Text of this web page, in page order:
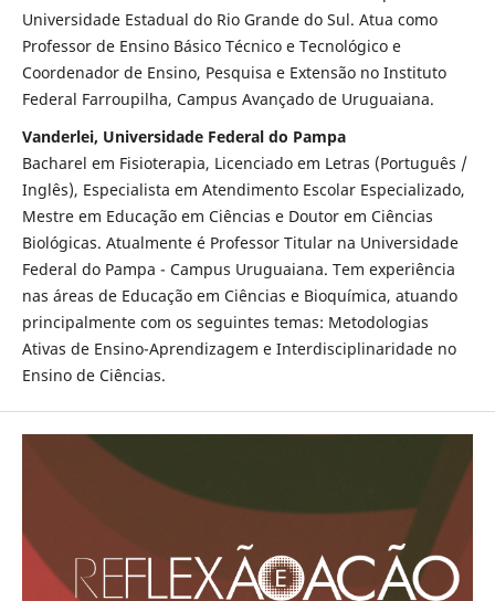
Universidade Estadual do Rio Grande do Sul. Atua como
Professor de Ensino Básico Técnico e Tecnológico e
Coordenador de Ensino, Pesquisa e Extensão no Instituto
Federal Farroupilha, Campus Avançado de Uruguaiana.
Vanderlei, Universidade Federal do Pampa
Bacharel em Fisioterapia, Licenciado em Letras (Português /
Inglês), Especialista em Atendimento Escolar Especializado,
Mestre em Educação em Ciências e Doutor em Ciências
Biológicas. Atualmente é Professor Titular na Universidade
Federal do Pampa - Campus Uruguaiana. Tem experiência
nas áreas de Educação em Ciências e Bioquímica, atuando
principalmente com os seguintes temas: Metodologias
Ativas de Ensino-Aprendizagem e Interdisciplinaridade no
Ensino de Ciências.